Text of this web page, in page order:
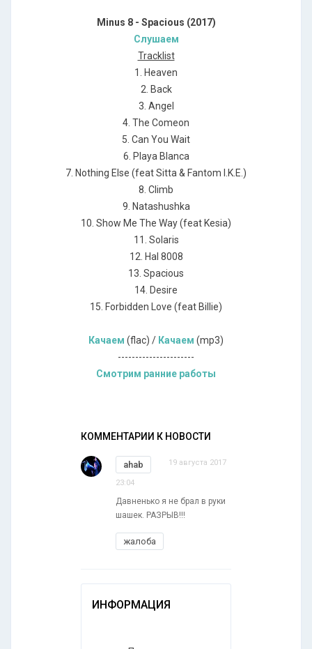
Minus 8 - Spacious (2017)
Слушаем
Tracklist
1. Heaven
2. Back
3. Angel
4. The Comeon
5. Can You Wait
6. Playa Blanca
7. Nothing Else (feat Sitta & Fantom I.K.E.)
8. Climb
9. Natashushka
10. Show Me The Way (feat Kesia)
11. Solaris
12. Hal 8008
13. Spacious
14. Desire
15. Forbidden Love (feat Billie)
Качаем (flac) / Качаем (mp3)
----------------------
Смотрим ранние работы
КОММЕНТАРИИ К НОВОСТИ
ahab 19 августа 2017
23:04
Давненько я не брал в руки
шашек. РАЗРЫВ!!!
жалоба
ИНФОРМАЦИЯ